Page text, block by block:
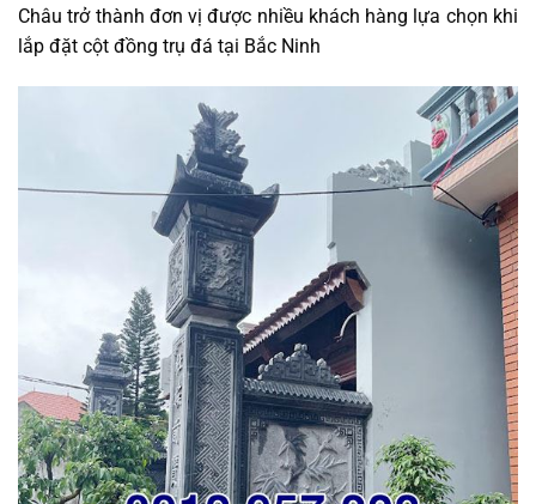
Châu trở thành đơn vị được nhiều khách hàng lựa chọn khi
lắp đặt cột đồng trụ đá tại Bắc Ninh